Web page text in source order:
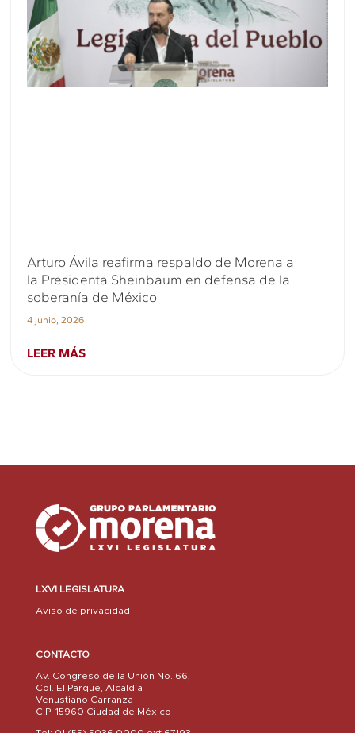
Arturo Ávila reafirma respaldo de Morena a
la Presidenta Sheinbaum en defensa de la
soberanía de México
4 junio, 2026
LEER MÁS
LXVI LEGISLATURA
Aviso de privacidad
CONTACTO
Av. Congreso de la Unión No. 66,
Col. El Parque, Alcaldía
Venustiano Carranza
C.P. 15960 Ciudad de México